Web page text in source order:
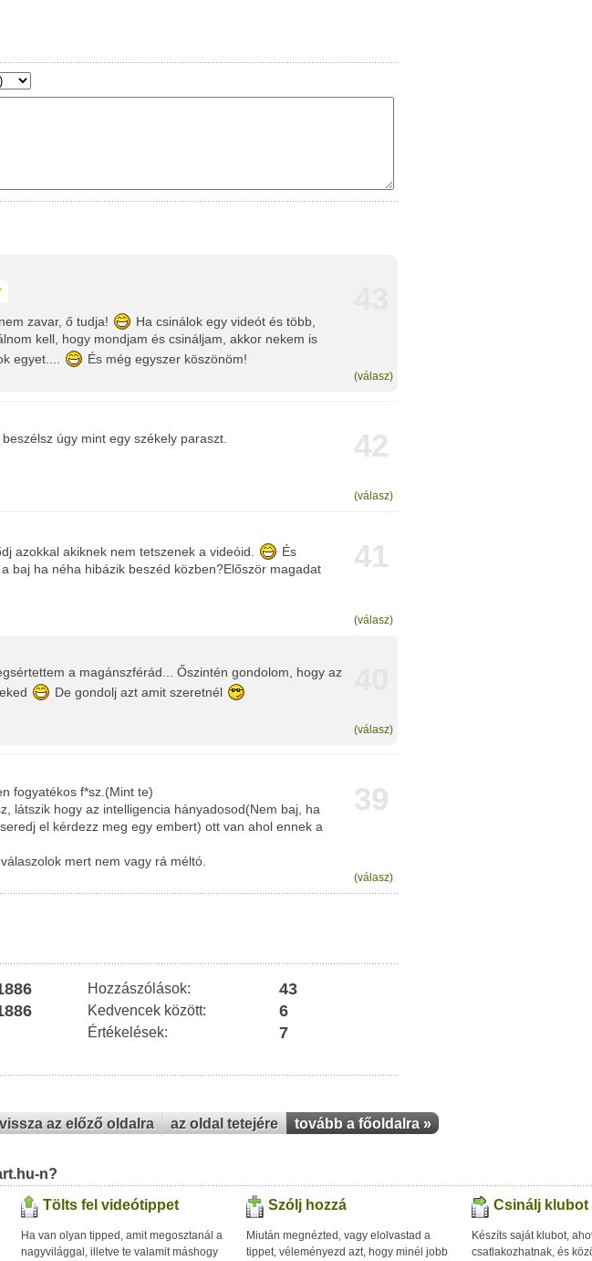
zavar, ő tudja!
Ha csinálok egy videót és több,
kell, hogy mondjam és csináljam, akkor nekem is
egyet....
És még egyszer köszönöm!
(válasz)
42
úgy mint egy székely paraszt.
(válasz)
41
azokkal akiknek nem tetszenek a videóid.
És
baj ha néha hibázik beszéd közben?Először magadat
(válasz)
a magánszférád... Őszintén gondolom, hogy az
De gondolj azt amit szeretnél
(válasz)
39
fogyatékos f*sz.(Mint te)
látszik hogy az intelligencia hányadosod(Nem baj, ha
el kérdezz meg egy embert) ott van ahol ennek a
mert nem vagy rá méltó.
(válasz)
Hozzászólások: 43
Kedvencek között: 6
Értékelések: 7
az előző oldalra az oldal tetejére tovább a főoldalra »
n?
Tölts fel videótippet
Ha van olyan tipped, amit megosztanál a
nagyvilággal, illetve te valamit máshogy
Szólj hozzá
Miután megnézted, vagy elolvastad a
tippet, véleményezd azt, hogy minél jobb
Csinálj klubot
Készíts saját klubot,
csatlakozhatnak, és